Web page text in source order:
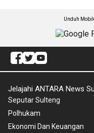
Unduh
Jelajahi ANTARA News
Seputar Sulteng
Polhukam
Ekonomi Dan Keuangan